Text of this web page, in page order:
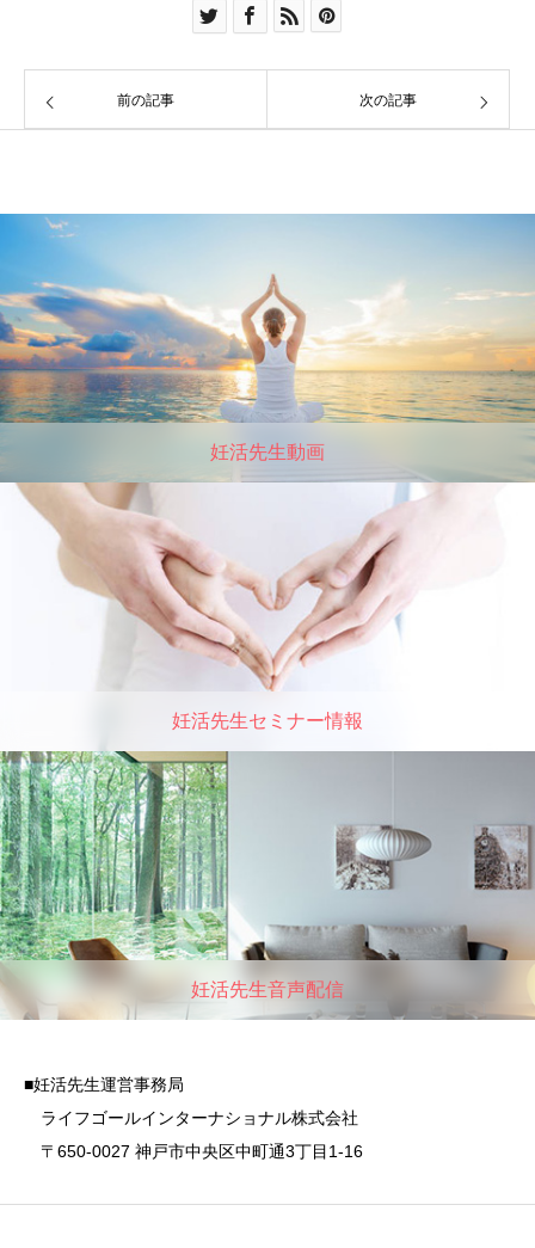
前の記事 次の記事
妊活先生動画
妊活先生セミナー情報
妊活先生音声配信
■妊活先生運営事務局
ライフゴールインターナショナル株式会社
〒650-0027 神戸市中央区中町通3丁目1-16